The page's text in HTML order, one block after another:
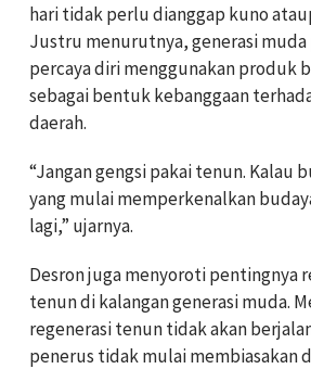
hari tidak perlu dianggap kuno
Justru menurutnya, generasi
percaya diri menggunakan produk
sebagai bentuk kebanggaan
daerah.
“Jangan gengsi pakai tenun. Kalau
yang mulai memperkenalkan
lagi,” ujarnya.
Desron juga menyoroti pentingnya
tenun di kalangan generasi muda.
regenerasi tenun tidak akan
penerus tidak mulai membiasakan